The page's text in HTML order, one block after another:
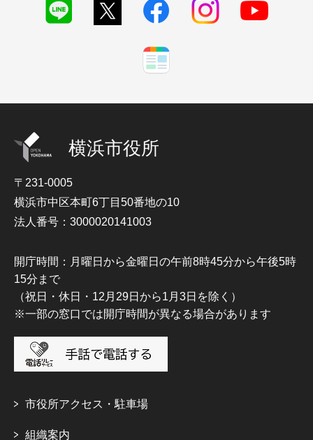
横浜市役所
〒231-0005
横浜市中区本町6丁目50番地の10
法人番号：3000020141003
開庁時間：月曜日から金曜日の午前8時45分から午後5時
15分まで
（祝日・休日・12月29日から1月3日を除く）
※一部の窓口では開庁時間が異なる場合があります
市役所アクセス・駐車場
組織案内